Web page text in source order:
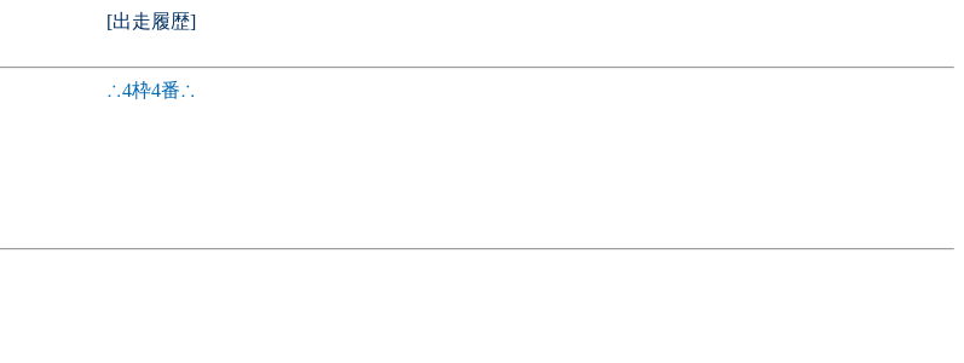
[出走履歴]
∴4枠4番∴